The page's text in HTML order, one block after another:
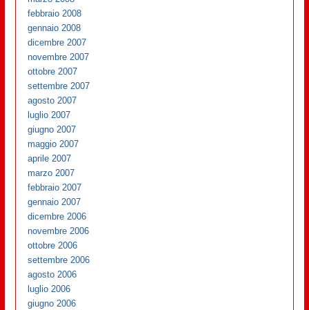
febbraio 2008
gennaio 2008
dicembre 2007
novembre 2007
ottobre 2007
settembre 2007
agosto 2007
luglio 2007
giugno 2007
maggio 2007
aprile 2007
marzo 2007
febbraio 2007
gennaio 2007
dicembre 2006
novembre 2006
ottobre 2006
settembre 2006
agosto 2006
luglio 2006
giugno 2006